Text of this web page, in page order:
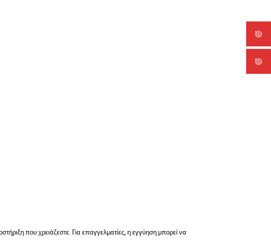
που χρειάζεστε. Για επαγγελματίες, η εγγύηση μπορεί να